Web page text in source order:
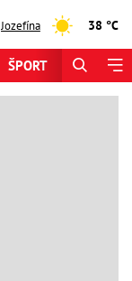
Jozefína 38 °C
ŠPORT